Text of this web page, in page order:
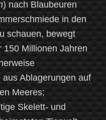
) nach Blaubeuren
in den
schauen, bewegt
150 Millionen Jahren
Ablagerungen auf
Meeres;
Skelett- und